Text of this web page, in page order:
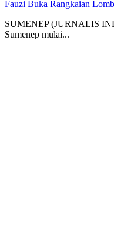
Fauzi Buka Rangkaian
SUMENEP (JURNALIS
Sumenep mulai...